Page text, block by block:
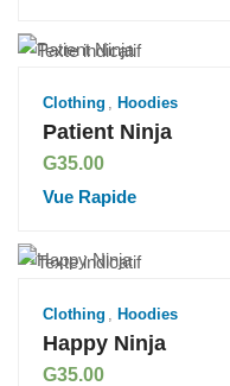
Clothing , Hoodies
Patient Ninja
G35.00
Vue Rapide
Clothing Hoodies
Happy Ninja
G35.00